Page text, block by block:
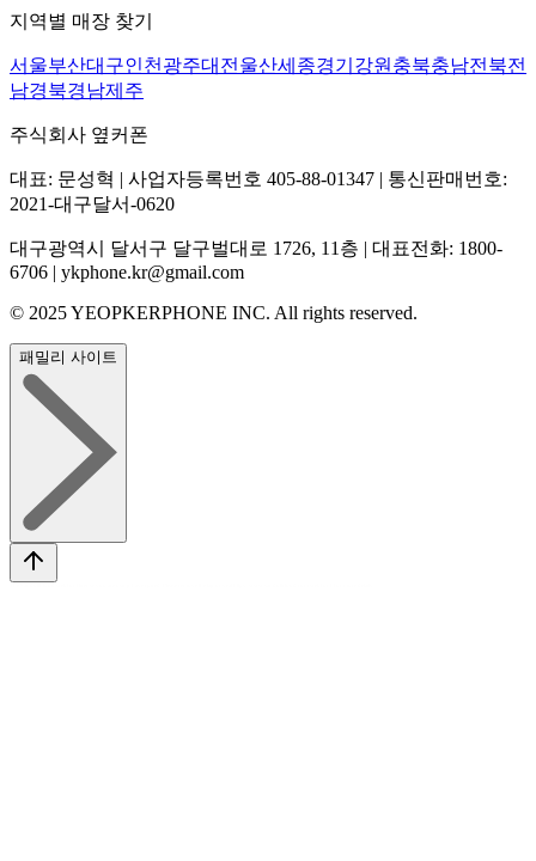
지역별 매장 찾기
서울부산대구인천 광주대전 울산세종경기 강원 충북충남전북전
남경북경남제주
주식회사 옆커폰
대표: 문성혁 | 사업자등록번호 405-88-01347 | 통신판매번호:
2021-대구달서-0620
대구광역시 달서구 달구벌대로 1726, 11층 | 대표전화: 1800-
6706 | ykphone.kr@gmail.com
© 2025 YEOPKERPHONE INC. All rights reserved.
패밀리 사이트